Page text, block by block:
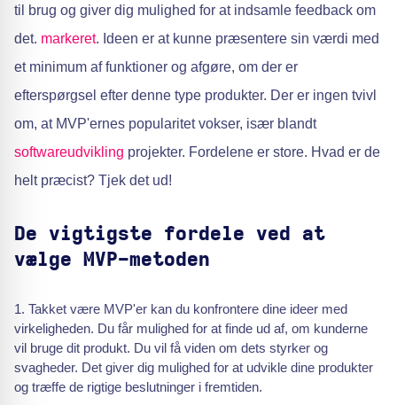
til brug og giver dig mulighed for at indsamle feedback om
det. markeret. Ideen er at kunne præsentere sin værdi med
et minimum af funktioner og afgøre, om der er
efterspørgsel efter denne type produkter. Der er ingen tvivl
om, at MVP'ernes popularitet vokser, især blandt
softwareudvikling projekter. Fordelene er store. Hvad er de
helt præcist? Tjek det ud!
De vigtigste fordele ved at
vælge MVP-metoden
Takket være MVP'er kan du konfrontere dine ideer med
virkeligheden. Du får mulighed for at finde ud af, om kunderne
vil bruge dit produkt. Du vil få viden om dets styrker og
svagheder. Det giver dig mulighed for at udvikle dine produkter
og træffe de rigtige beslutninger i fremtiden.